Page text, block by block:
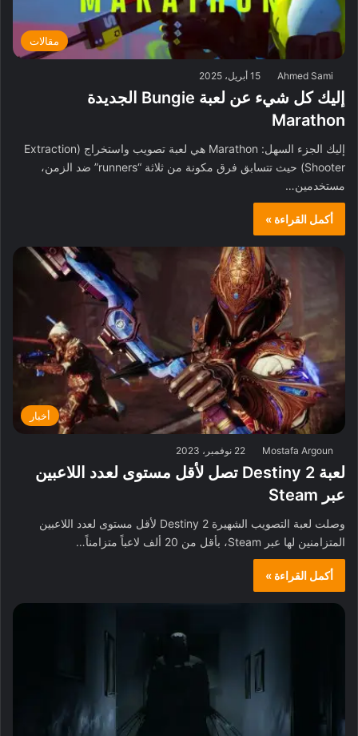
مقالات
Ahmed Sami 15 أبريل، 2025
إليك كل شيء عن لعبة Bungie الجديدة
Marathon
إليك الجزء السهل: Marathon هي لعبة تصويب واستخراج (Extraction
Shooter) حيث تتسابق فرق مكونة من ثلاثة “runners” ضد الزمن،
مستخدمين…
أكمل القراءة »
أخبار
Mostafa Argoun 22 نوفمبر، 2023
لعبة Destiny 2 تصل لأقل مستوى لعدد اللاعبين
عبر Steam
وصلت لعبة التصويب الشهيرة Destiny 2 لأقل مستوى لعدد اللاعبين
المتزامنين لها عبر Steam، بأقل من 20 ألف لاعباً متزامناً…
أكمل القراءة »